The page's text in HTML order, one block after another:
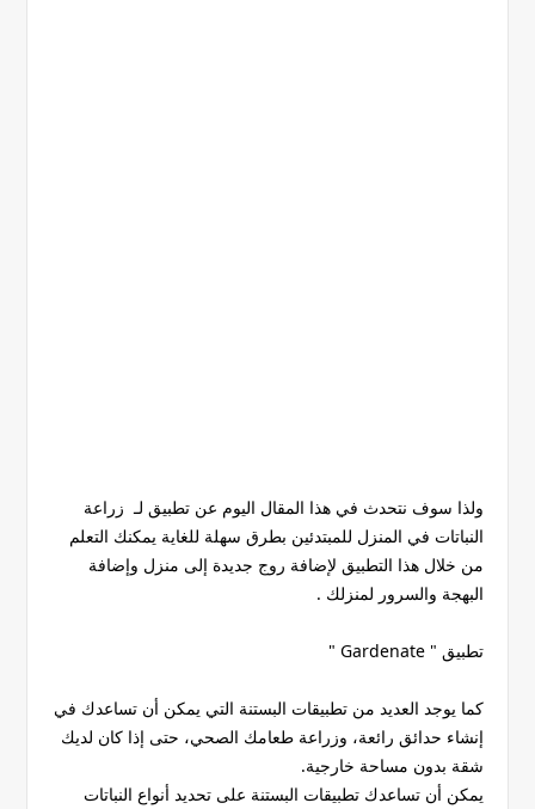
ولذا سوف نتحدث في هذا المقال اليوم عن تطبيق لـ زراعة
النباتات في المنزل للمبتدئين بطرق سهلة للغاية يمكنك التعلم
من خلال هذا التطبيق لإضافة روج جديدة إلى منزل وإضافة
البهجة والسرور لمنزلك .
تطبيق " Gardenate "
كما يوجد العديد من تطبيقات البستنة التي يمكن أن تساعدك في
إنشاء حدائق رائعة، وزراعة طعامك الصحي، حتى إذا كان لديك
شقة بدون مساحة خارجية.
يمكن أن تساعدك تطبيقات البستنة على تحديد أنواع النباتات